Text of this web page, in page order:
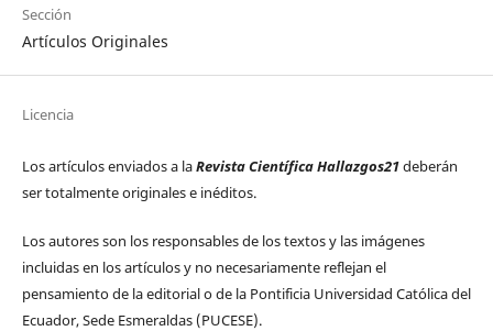
Sección
Artículos Originales
Licencia
Los artículos enviados a laRevista Científica Hallazgos21deberán
ser totalmente originales e inéditos.
Los autores son los responsables de los textos y las imágenes
incluidas en los artículos y no necesariamente reflejan el
pensamiento de la editorial o de la Pontificia Universidad Católica del
Ecuador, Sede Esmeraldas (PUCESE).